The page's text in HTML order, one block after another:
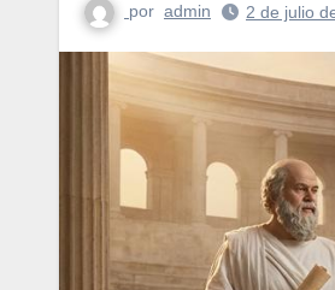
por admin 2 de julio